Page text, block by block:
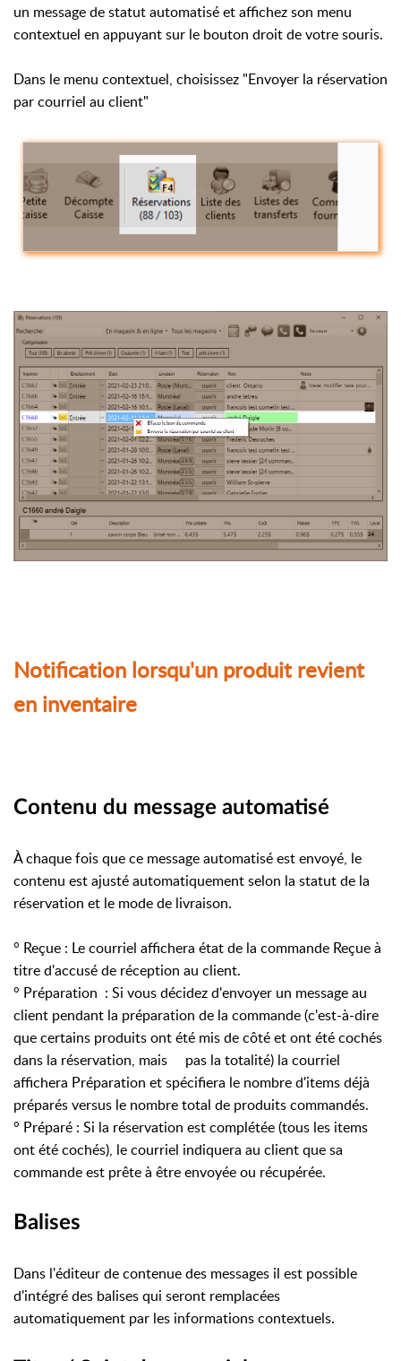
un message de statut automatisé et affichez son menu
contextuel en appuyant sur le bouton droit de votre souris.
Dans le menu contextuel, choisissez "Envoyer la réservation
par courriel au client"
Notification lorsqu'un produit revient
en inventaire
Contenu du message automatisé
À chaque fois que ce message automatisé est envoyé, le
contenu est ajusté automatiquement selon la statut de la
réservation et le mode de livraison.
° Reçue : Le courriel affichera état de la commande Reçue à
titre d'accusé de réception au client.
° Préparation : Si vous décidez d'envoyer un message au
client pendant la préparation de la commande (c'est-à-dire
que certains produits ont été mis de côté et ont été cochés
dans la réservation, mais pas la totalité) la courriel
affichera Préparation et spécifiera le nombre d'items déjà
préparés versus le nombre total de produits commandés.
° Préparé : Si la réservation est complétée (tous les items
ont été cochés), le courriel indiquera au client que sa
commande est prête à être envoyée ou récupérée.
Balises
Dans l'éditeur de contenue des messages il est possible
d'intégré des balises qui seront remplacées
automatiquement par les informations contextuels.